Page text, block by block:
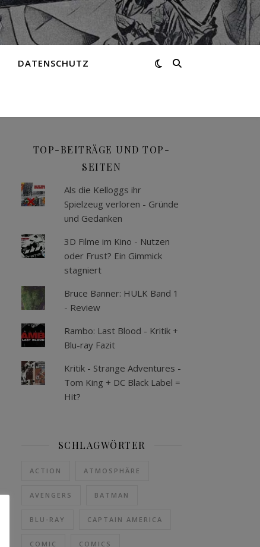
DATENSCHUTZ
TOP-BEITRÄGE UND TOP-
SEITEN
Als die Kelloggs ihr
Spielzeug verloren - Gründe
und Gedanken
3D Filme im Kino - Nutzen
oder Frust? Ein Gimmick
stagniert
Bruce Banner: HULK Band 1
- Review
Rambo: Last Blood - Kritik +
Blu-ray Fazit
Kritik - Strange Adventures -
Tom King + DC Black Label =
Hit?
SCHLAGWÖRTER
ACTION ATMOSPHÄRE
AVENGERS BATMAN
BLU-RAY CAPTAIN AMERICA
COMIC COMICS